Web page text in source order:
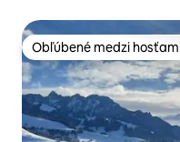
Obľúbené medzi
Obľúbené medzi